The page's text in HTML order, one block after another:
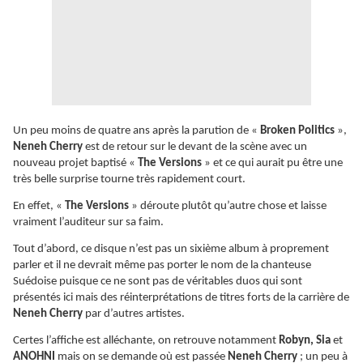
Un peu moins de quatre ans après la parution de « Broken Politics »,
Neneh Cherry est de retour sur le devant de la scène avec un
nouveau projet baptisé « The Versions » et ce qui aurait pu être une
très belle surprise tourne très rapidement court.
En effet, « The Versions » déroute plutôt qu’autre chose et laisse
vraiment l’auditeur sur sa faim.
Tout d’abord, ce disque n’est pas un sixième album à proprement
parler et il ne devrait même pas porter le nom de la chanteuse
Suédoise puisque ce ne sont pas de véritables duos qui sont
présentés ici mais des réinterprétations de titres forts de la carrière de
Neneh Cherry par d’autres artistes.
Certes l’affiche est alléchante, on retrouve notamment Robyn, Sia et
ANOHNI mais on se demande où est passée Neneh Cherry ; un peu à